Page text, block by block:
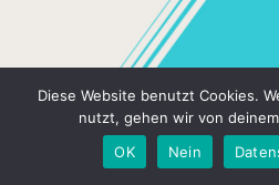
Diese Website benutzt Cookies.
nutzt, gehen wir von
OK
Nein